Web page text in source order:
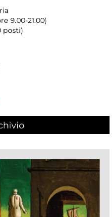
9.00-21.00)
posti)